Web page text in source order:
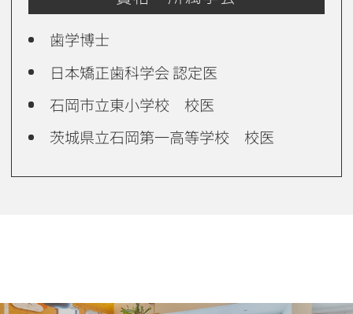
歯学博士
日本矯正歯科学会 認定医
石岡市立東小学校 校医
茨城県立石岡第一高等学校 校医